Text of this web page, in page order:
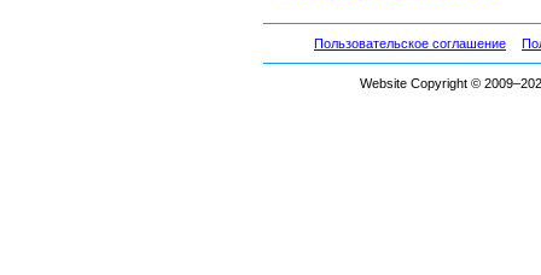
Пользовательское соглашение
Website Copyright ©